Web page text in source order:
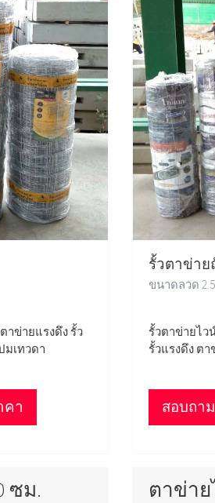
าข่ายแรงดึง รั้ว
มเทวดา
คา
รั้วตาข่า
ขนาดลวด
รั้วตาข่ายไว
รั้วแรงดึง ต
สอบถา
ซม. ตาข่าย